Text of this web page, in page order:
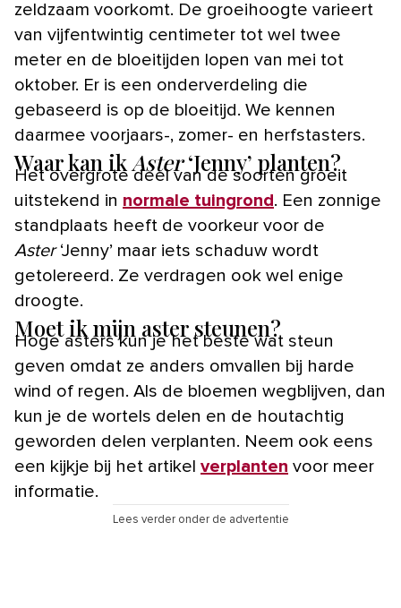
zeldzaam voorkomt. De groeihoogte varieert
van vijfentwintig centimeter tot wel twee
meter en de bloeitijden lopen van mei tot
oktober. Er is een onderverdeling die
gebaseerd is op de bloeitijd. We kennen
daarmee voorjaars-, zomer- en herfstasters.
Waar kan ikAster‘Jenny’ planten?
Het overgrote deel van de soorten groeit
uitstekend in normale tuingrond . Een zonnige
standplaats heeft de voorkeur voor de
Aster ‘Jenny’ maar iets schaduw wordt
getolereerd. Ze verdragen ook wel enige
droogte.
Moet ik mijn aster steunen?
Hoge asters kun je het beste wat steun
geven omdat ze anders omvallen bij harde
wind of regen. Als de bloemen wegblijven, dan
kun je de wortels delen en de houtachtig
geworden delen verplanten. Neem ook eens
een kijkje bij het artikel verplanten voor meer
informatie.
Lees verder onder de advertentie